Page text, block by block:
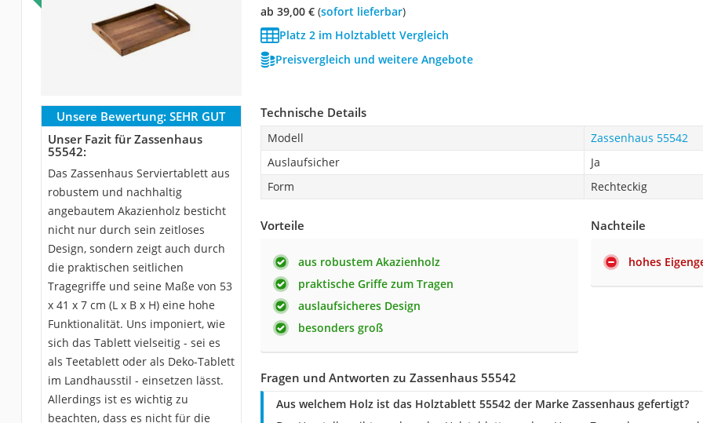
ab 39,00 €( Sofort lieferbar)
Platz 2 im Holztablett Vergleich
Preisvergleich und weitere Angebote
Unsere Bewertung: SEHR GUT
Unser Fazit für Zassenhaus
55542:
Das Zassenhaus Serviertablett aus
robustem und nachhaltig
angebautem Akazienholz besticht
nicht nur durch sein zeitloses
Design, sondern zeigt auch durch
die praktischen seitlichen
Tragegriffe und seine Maße von 53
x 41 x 7 cm (L x B x H) eine hohe
Funktionalität. Uns imponiert, wie
sich das Tablett vielseitig - sei es
als Teetablett oder als Deko-Tablett
im Landhausstil - einsetzen lässt.
Allerdings ist es wichtig zu
beachten, dass es nicht für die
Technische Details
Modell
Zassenhaus 55542
Auslaufsicher
Ja
Form
Rechteckig
Vorteile
aus robustem Akazienholz
praktische Griffe zum Tragen
auslaufsicheres Design
besonders groß
Nachteile
hohes
Fragen und Antworten zu Zassenhaus 55542
Aus welchem Holz ist das Holztablett 55542 der Marke Zassenhaus gefertigt?